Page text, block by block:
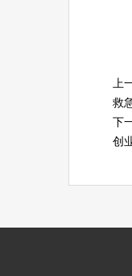
上
救
下
创